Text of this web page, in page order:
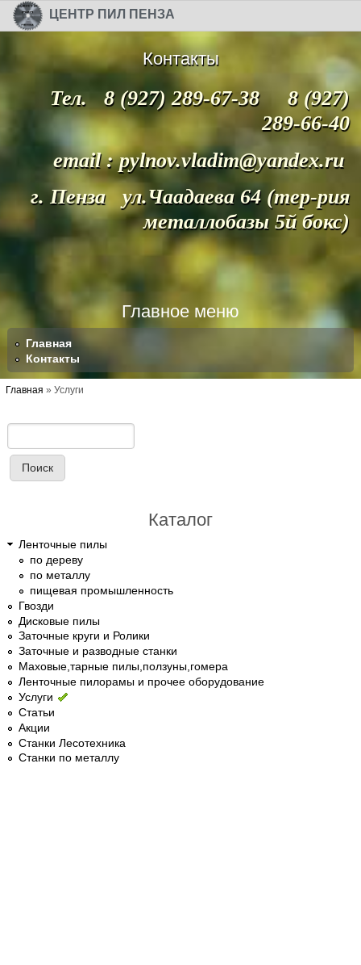
Перейти к основному содержанию
Skip to search
ЦЕНТР ПИЛ ПЕНЗА
Контакты
Тел. 8 (927) 289-67-38 8 (927)
289-66-40
email : pylnov.vladim@yandex.ru
г. Пенза ул.Чаадаева 64 (тер-рия
металлобазы 5й бокс)
Главное меню
Главная
Контакты
Вы здесь
Главная »Услуги
Поиск
Каталог
Ленточные пилы
по дереву
по металлу
пищевая промышленность
Гвозди
Дисковые пилы
Заточные круги и Ролики
Заточные и разводные станки
Маховые,тарные пилы,ползуны,гомера
Ленточные пилорамы и прочее оборудование
Услуги
Статьи
Акции
Станки Лесотехника
Станки по металлу